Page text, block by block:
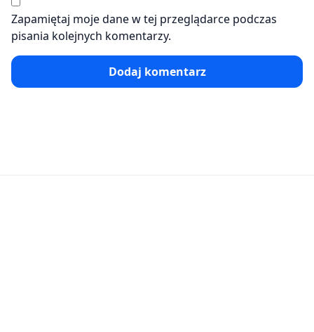
Zapamiętaj moje dane w tej przeglądarce podczas
pisania kolejnych komentarzy.
Dodaj komentarz